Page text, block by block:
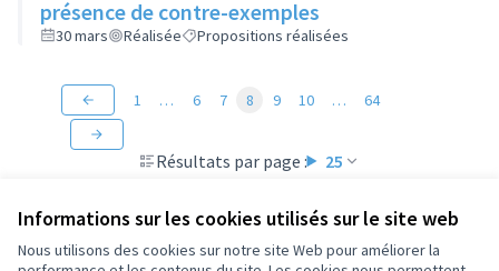
Informations sur les cookies utilisés sur le site web
Nous utilisons des cookies sur notre site Web pour améliorer la
présence de contre-exemples
30 mars Réalisée Propositions réalisées
Résultats par page : 25
1 … 6 7 8 9 10 … 64